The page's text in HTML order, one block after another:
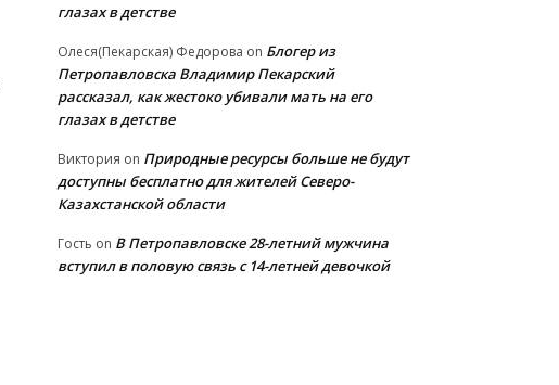
глазах в детстве
Олеся(Пекарская) Федорова on Блогер из
Петропавловска Владимир Пекарский
рассказал, как жестоко убивали мать на его
глазах в детстве
Виктория on Природные ресурсы больше не будут
доступны бесплатно для жителей Северо-
Казахстанской области
Гость on В Петропавловске 28-летний мужчина
вступил в половую связь с 14-летней девочкой